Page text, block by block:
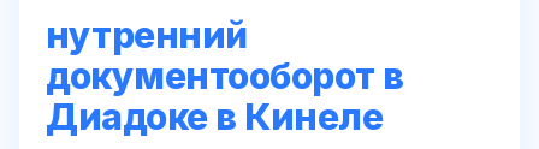
нутренний
документооборот в
Диадоке в Кинеле